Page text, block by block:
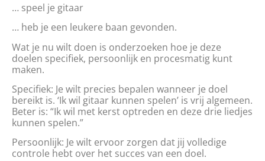
… speel je gitaar
… heb je een leukere baan gevonden.
Wat je nu wilt doen is onderzoeken hoe je deze
doelen specifiek, persoonlijk en procesmatig kunt
maken.
Specifiek: Je wilt precies bepalen wanneer je doel
bereikt is. ‘Ik wil gitaar kunnen spelen’ is vrij algemeen.
Beter is: “Ik wil met kerst optreden en deze drie liedjes
kunnen spelen.”
Persoonlijk: Je wilt ervoor zorgen dat jij volledige
controle hebt over het succes van een doel.